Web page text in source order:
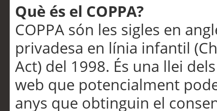
Què és el COPPA?
COPPA són les sigles en
privadesa en línia infantil
Act) del 1998. És una llei
web que potencialment
anys que obtinguin el